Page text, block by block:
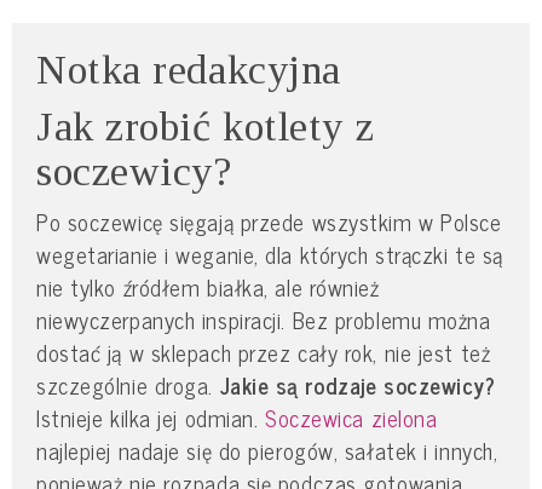
Notka redakcyjna
Jak zrobić kotlety z
soczewicy?
Po soczewicę sięgają przede wszystkim w Polsce
wegetarianie i weganie, dla których strączki te są
nie tylko źródłem białka, ale również
niewyczerpanych inspiracji. Bez problemu można
dostać ją w sklepach przez cały rok, nie jest też
szczególnie droga. Jakie są rodzaje soczewicy?
Istnieje kilka jej odmian. Soczewica zielona
najlepiej nadaje się do pierogów, sałatek i innych,